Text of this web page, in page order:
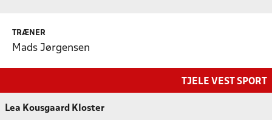
TRÆNER
Mads Jørgensen
TJELE VEST SPORT
Lea Kousgaard Kloster